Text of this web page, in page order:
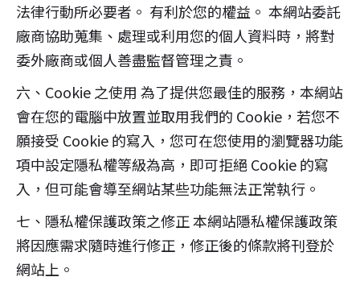
法律行動所必要者。 有利於您的權益。 本網站委託
廠商協助蒐集、處理或利用您的個人資料時，將對
委外廠商或個人善盡監督管理之責。
六、Cookie 之使用 為了提供您最佳的服務，本網站
會在您的電腦中放置並取用我們的 Cookie，若您不
願接受 Cookie 的寫入，您可在您使用的瀏覽器功能
項中設定隱私權等級為高，即可拒絕 Cookie 的寫
入，但可能會導至網站某些功能無法正常執行。
七、隱私權保護政策之修正 本網站隱私權保護政策
將因應需求隨時進行修正，修正後的條款將刊登於
網站上。